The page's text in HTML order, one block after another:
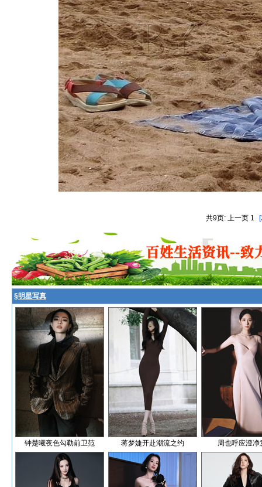
共9页: 上一页 1
§明星写真
钟楚曦夜色勾勒前卫范 蒋梦婕开赴潮流之约 周也呼应澄净